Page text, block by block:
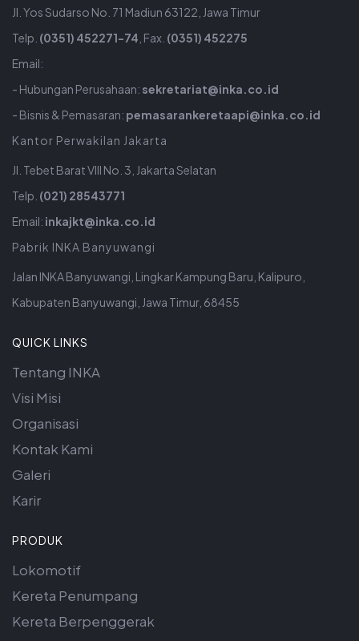
Jl. Yos Sudarso No. 71 Madiun 63122, Jawa Timur
Telp. (0351) 452271-74 , Fax. (0351) 452275
Email:
- Hubungan Perusahaan: sekretariat@inka.co.id
- Bisnis & Pemasaran: pemasarankeretaapi@inka.co.id
Kantor Perwakilan Jakarta
Jl. Tebet Barat VIII No. 3, Jakarta Selatan
Telp. (021) 28543771
Email: inkajkt@inka.co.id
Pabrik INKA Banyuwangi
Jalan INKA Banyuwangi, Lingkar Kampung Baru, Kalipuro,
Kabupaten Banyuwangi, Jawa Timur, 68455
QUICK LINKS
Tentang INKA
Visi Misi
Organisasi
Kontak Kami
Galeri
Karir
PRODUK
Lokomotif
Kereta Penumpang
Kereta Berpenggerak